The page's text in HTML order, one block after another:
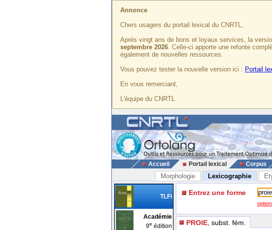
Annonce
Chers usagers du portail lexical du CNRTL,
Après vingt ans de bons et loyaux services, la
septembre 2026. Celle-ci apporte une refonte
également de nouvelles ressources.
Vous pouvez tester la nouvelle version ici : Portail
En vous remerciant,
L'équipe du CNRTL
Accueil Portail lexical Corpus
Morphologie Lexicographie
TLFi
Académie
9e édition
Entrez une forme
PROIE , subst. fém.